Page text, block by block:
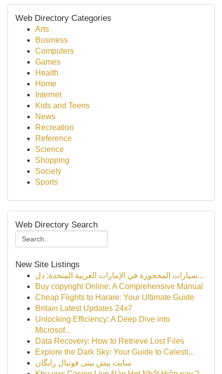
Web Directory Categories
Arts
Business
Computers
Games
Health
Home
Internet
Kids and Teens
News
Recreation
Reference
Science
Shopping
Society
Sports
Web Directory Search
New Site Listings
سيارات المحجوزة في الإمارات العربية المتحدة: دل...
Buy copyright Online: A Comprehensive Manual
Cheap Flights to Harare: Your Ultimate Guide
Britain Latest Updates 24x7
Unlocking Efficiency: A Deep Dive into
Microsof...
Data Recovery: How to Retrieve Lost Files
Explore the Dark Sky: Your Guide to Celesti...
سایت پیش بینی فوتبال رایگان